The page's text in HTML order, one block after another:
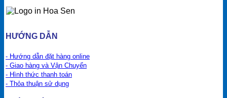
HƯỚNG DẪN
- Hướng dẫn đặt hàng online
- Giao hàng và Vận Chuyển
- Hình thức thanh toán
- Thỏa thuận sử dụng